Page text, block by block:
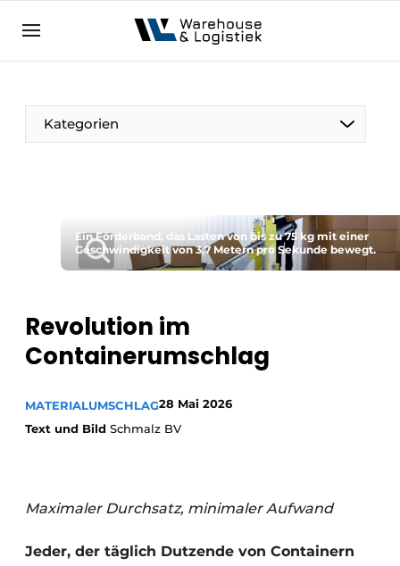
NL EN DE
Kategorien
Ein Förderband, das Lasten von bis zu 75 kg mit einer
Geschwindigkeit von 3,7 Metern pro Sekunde bewegt.
Revolution im
Containerumschlag
MATERIALUMSCHLAG28 Mai 2026
Text und Bild Schmalz BV
Maximaler Durchsatz, minimaler Aufwand
Jeder, der täglich Dutzende von Containern